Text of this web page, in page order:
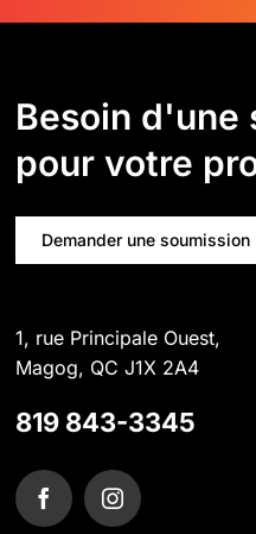
Besoin d'une
pour votre
Demander une soumission
1, rue Principale Ouest,
Magog, QC J1X 2A4
819 843-3345